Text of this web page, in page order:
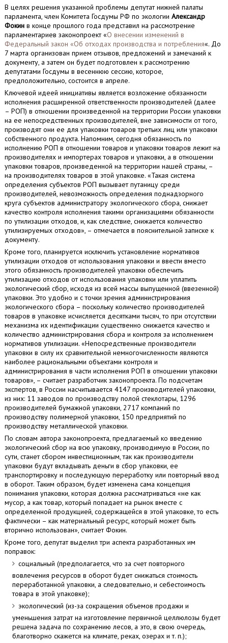
В целях решения указанной проблемы депутат нижней палаты
парламента, член Комитета Госдумы РФ по экологии Александр
Фокинв конце прошлого года представил на рассмотрение
парламентариев законопроект «О внесении изменений в
Федеральный закон «Об отходах производства и потребления«. До
7 марта организован прием отзывов, предложений и замечаний к
документу, а затем он будет подготовлен к рассмотрению
депутатами Госдумы в весеннюю сессию, которое,
предположительно, состоится в апреле.
Ключевой идеей инициативы является возложение обязанности
исполнения расширенной ответственности производителей (далее
– РОП) в отношении произведенной на территории России упаковки
на ее непосредственных производителей, вне зависимости от того,
производят они ее для упаковки товаров третьих лиц или упаковки
собственного продукта. Напомним, сегодня обязанность по
исполнению РОП в отношении товаров и упаковки товаров лежит на
производителях и импортерах товаров и упаковки, а в отношении
упаковки товаров, произведенной на территории нашей страны, –
на производителях товаров в этой упаковке. «Такая система
определения субъектов РОП вызывает путаницу среди
производителей, невозможность определения поднадзорного
круга субъектов администратору экологического сбора, снижает
качество контроля исполнения такими организациями обязанности
по утилизации отходов, и, как следствие, снижается количество
утилизируемых отходов», – отмечается в пояснительной записке к
документу.
Кроме того, планируется исключить установление нормативов
утилизации отходов от использования упаковки и ввести вместо
этого обязанность производителей упаковки обеспечить
утилизацию отходов от использования упаковки или уплатить
экологический сбор, исходя из всей массы выпущенной (ввезенной)
упаковки. Это удобно и с точки зрения администрирования
экологического сбора – поскольку количество производителей
товаров в упаковке исчисляется десятками тысяч, то при отсутствии
механизма их идентификации существенно снижается качество и
количество администрирования сбора и контроля за исполнением
нормативов утилизации. «Непосредственные производители
упаковки в силу их сравнительной немногочисленности являются
наиболее рациональными объектами контроля и
администрирования в части исполнения РОП в отношении упаковки
товаров», – считает разработчик законопроекта. По подсчетам
экспертов, в России насчитывается 4147 производителей упаковки,
из них: 11 заводов по производству полой стеклотары, 1296
производителей бумажной упаковки, 2717 компаний по
производству полимерной упаковки, 150 предприятий по
производству металлической упаковки.
По словам автора законопроекта, предлагаемый ко введению
экологический сбор на всю упаковку, производимую в России, по
сути, станет сбором инвестиционным, так как производители
упаковки будут вкладывать деньги в сбор упаковки, ее
транспортировку и последующую переработку или повторный ввод
в оборот. Таким образом, будет изменена сама концепция
понимания упаковки, которая должна рассматриваться «не как
мусор, а как товар, который попадает на рынок вместе с
определенной продукцией, содержащейся в этой упаковке, то есть
фактически – как материальный ресурс, который может быть
вторично использован», считает Фокин.
Кроме того, депутат выделил три аспекта разработанных им
поправок:
социальный (предполагается, что за счет повторного
вовлечения ресурсов в оборот будет снижаться стоимость
переработанной упаковки, а следовательно, и себестоимость
товара в этой упаковке);
экологический (из-за сокращения объемов продажи и
уменьшения затрат на изготовление первичной целлюлозы будет
решена задача по сохранению лесов, а это, в свою очередь,
благотворно скажется на климате, реках, озерах и т. п.);